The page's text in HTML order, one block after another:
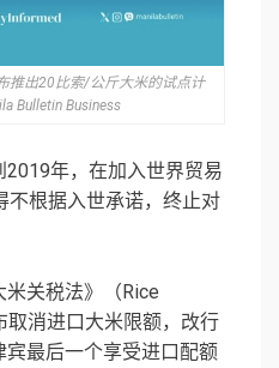
推出20比索/公斤大米的试点计
Bulletin Business
年，在加入世界贸易
不根据入世承诺，终止对
关税法》（Rice
取消进口大米限额，改行
最后一个享受进口配额